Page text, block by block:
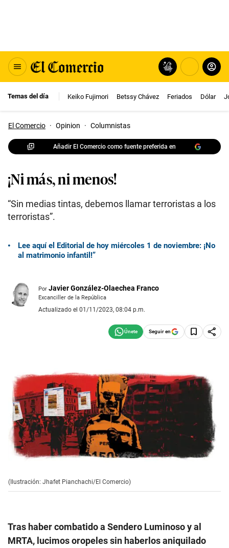
Temas del día Keiko Fujimori Betssy Chávez Feriados Dólar
El Comercio · Opinion · Columnistas
Añadir El Comercio como fuente preferida en
¡Ni más, ni menos!
“Sin medias tintas, debemos llamar terroristas a los
terroristas”.
Lee aquí el Editorial de hoy miércoles 1 de noviembre: ¡No
al matrimonio infantil!”
Por Javier González-Olaechea Franco
Excanciller de la República
Actualizado el 01/11/2023, 08:04 p.m.
Seguir en
(Ilustración: Jhafet Pianchachi/El Comercio)
Tras haber combatido a Sendero Luminoso y al
MRTA, lucimos oropeles sin haberlos aniquilado